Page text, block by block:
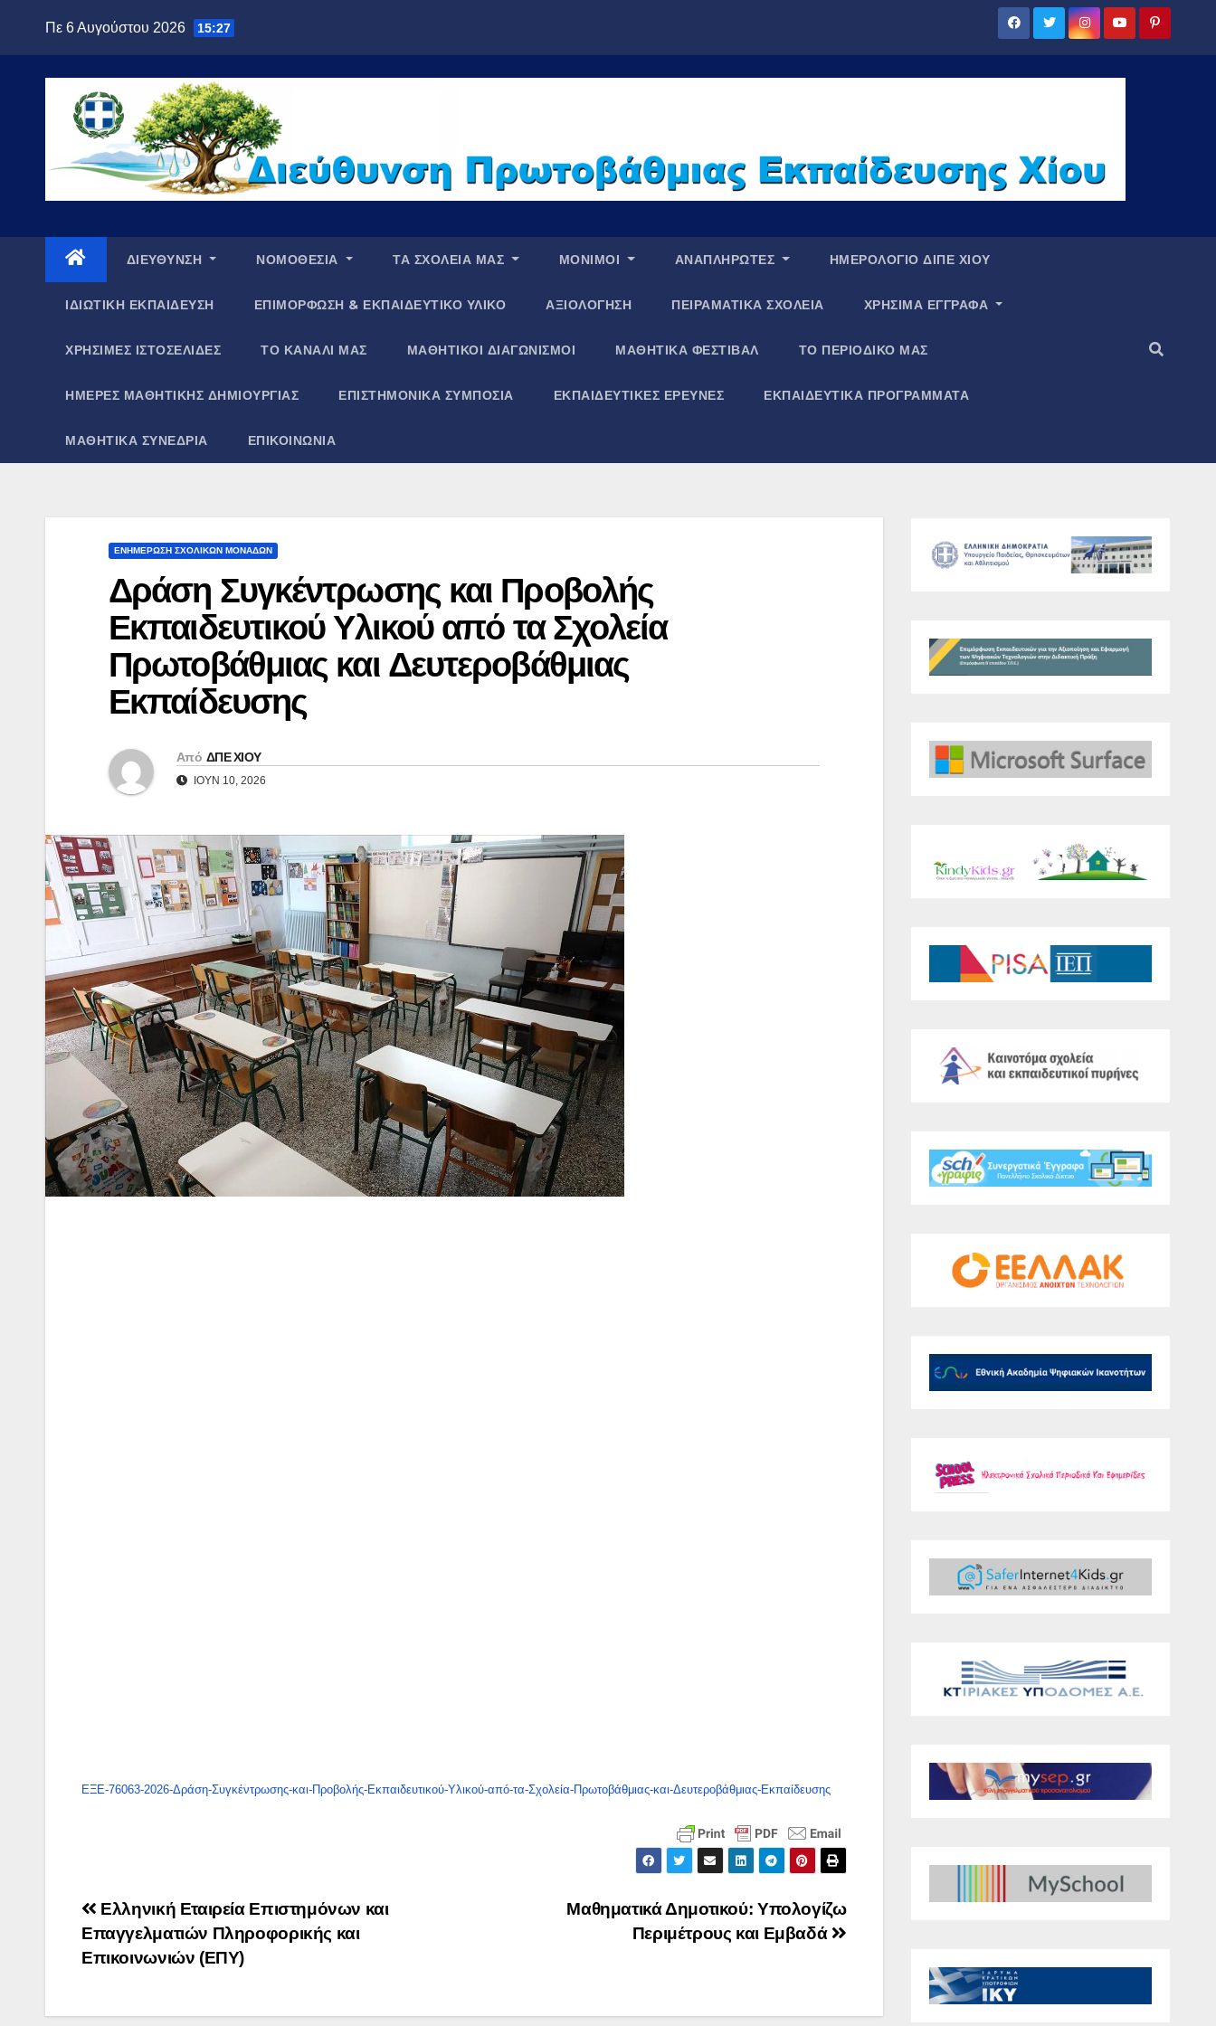
Πε 6 Αυγούστου 2026 15:27
ΔΙΕΥΘΥΝΣΗ ΝΟΜΟΘΕΣΙΑ ΤΑ ΣΧΟΛΕΙΑ ΜΑΣ ΜΟΝΙΜΟΙ ΑΝΑΠΛΗΡΩΤΕΣ ΗΜΕΡΟΛΟΓΙΟ ΔΙΠΕ ΧΙΟΥ
ΙΔΙΩΤΙΚΗ ΕΚΠΑΙΔΕΥΣΗ ΕΠΙΜΟΡΦΩΣΗ & ΕΚΠΑΙΔΕΥΤΙΚΟ ΥΛΙΚΟ ΑΞΙΟΛΟΓΗΣΗ ΠΕΙΡΑΜΑΤΙΚΑ ΣΧΟΛΕΙΑ ΧΡΗΣΙΜΑ ΕΓΓΡΑΦΑ
ΧΡΗΣΙΜΕΣ ΙΣΤΟΣΕΛΙΔΕΣ ΤΟ ΚΑΝΑΛΙ ΜΑΣ ΜΑΘΗΤΙΚΟΙ ΔΙΑΓΩΝΙΣΜΟΙ ΜΑΘΗΤΙΚΑ ΦΕΣΤΙΒΑΛ ΤΟ ΠΕΡΙΟΔΙΚΟ ΜΑΣ
ΗΜΕΡΕΣ ΜΑΘΗΤΙΚΗΣ ΔΗΜΙΟΥΡΓΙΑΣ ΕΠΙΣΤΗΜΟΝΙΚΑ ΣΥΜΠΟΣΙΑ ΕΚΠΑΙΔΕΥΤΙΚΕΣ ΕΡΕΥΝΕΣ ΕΚΠΑΙΔΕΥΤΙΚΑ ΠΡΟΓΡΑΜΜΑΤΑ
ΜΑΘΗΤΙΚΑ ΣΥΝΕΔΡΙΑ ΕΠΙΚΟΙΝΩΝΙΑ
ΕΝΗΜΕΡΩΣΗ ΣΧΟΛΙΚΩΝ ΜΟΝΑΔΩΝ
Δράση Συγκέντρωσης και Προβολής
Εκπαιδευτικού Υλικού από τα Σχολεία
Πρωτοβάθμιας και Δευτεροβάθμιας
Εκπαίδευσης
Από ΔΠΕ ΧΙΟΥ
ΙΟΎΝ 10, 2026
ΕΞΕ-76063-2026-Δράση-Συγκέντρωσης-και-Προβολής-Εκπαιδευτικού-Υλικού-από-τα-Σχολεία-Πρωτοβάθμιας-και-Δευτεροβάθμιας-Εκπαίδευσης
Πλοήγηση
άρθρων
Mαθηματικά Δημοτικού: Υπολογίζω
Περιμέτρους και Εμβαδά
Ελληνική Εταιρεία Επιστημόνων και
Επαγγελματιών Πληροφορικής και
Επικοινωνιών (ΕΠΥ)